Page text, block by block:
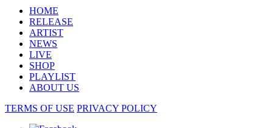
HOME
RELEASE
ARTIST
NEWS
LIVE
SHOP
PLAYLIST
ABOUT US
TERMS OF USE PRIVACY POLICY